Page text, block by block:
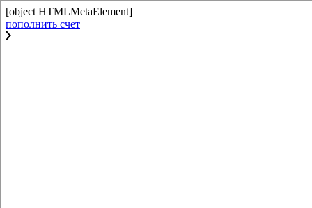
[object HTMLMetaElement]
пополнить счет